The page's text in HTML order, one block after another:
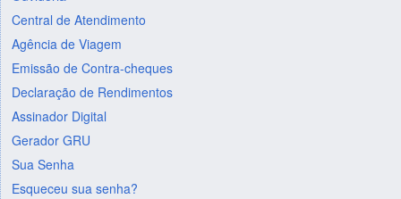
Central de Atendimento
Agência de Viagem
Emissão de Contra-cheques
Declaração de Rendimentos
Assinador Digital
Gerador GRU
Sua Senha
Esqueceu sua senha?